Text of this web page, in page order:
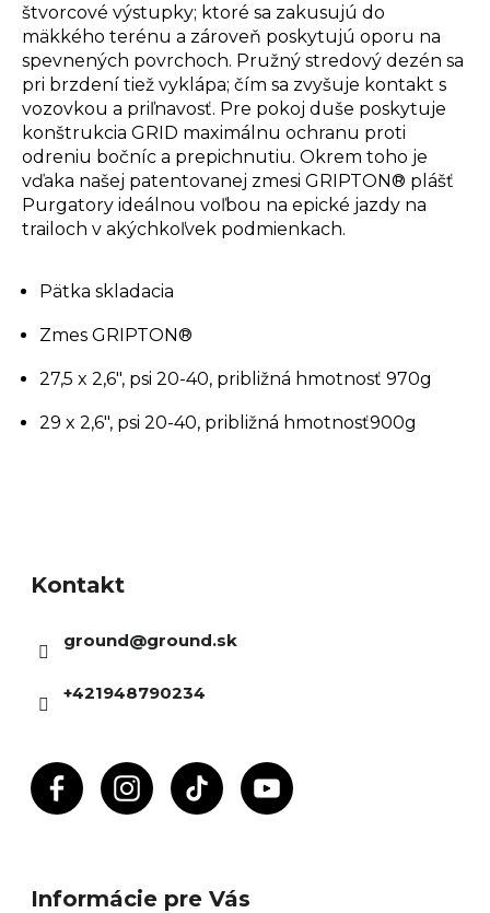
štvorcové výstupky; ktoré sa zakusujú do
mäkkého terénu a zároveň poskytujú oporu na
spevnených povrchoch. Pružný stredový dezén sa
pri brzdení tiež vyklápa; čím sa zvyšuje kontakt s
vozovkou a priľnavosť. Pre pokoj duše poskytuje
konštrukcia GRID maximálnu ochranu proti
odreniu bočníc a prepichnutiu. Okrem toho je
vďaka našej patentovanej zmesi GRIPTON® plášť
Purgatory ideálnou voľbou na epické jazdy na
trailoch v akýchkoľvek podmienkach.
Pätka skladacia
Zmes GRIPTON®
27,5 x 2,6", psi 20-40, približná hmotnosť 970g
29 x 2,6", psi 20-40, približná hmotnosť900g
Kontakt
ground@ground.sk
+421948790234
Informácie pre Vás